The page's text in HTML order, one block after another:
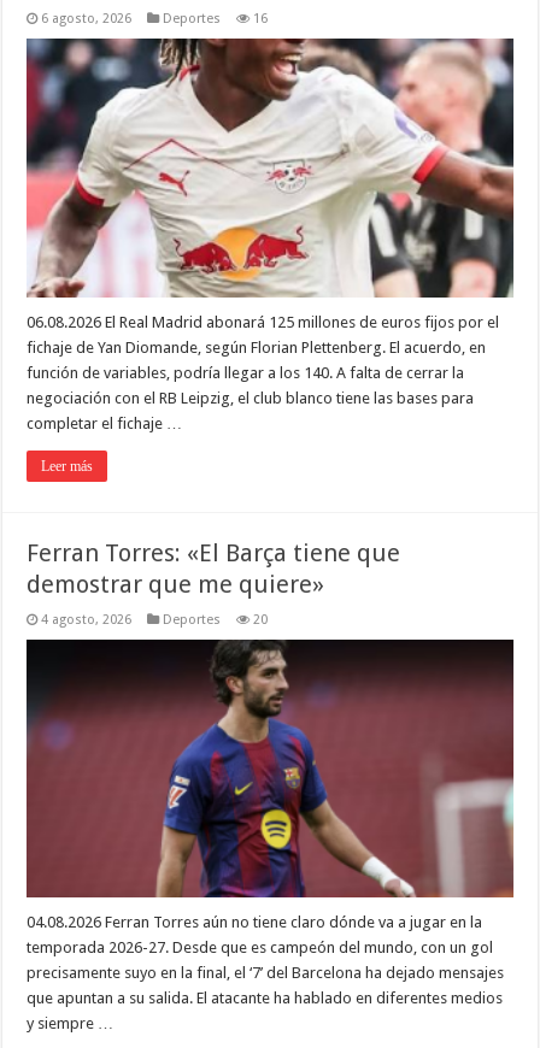
6 agosto, 2026 Deportes 16
06.08.2026 El Real Madrid abonará 125 millones de euros fijos por el
fichaje de Yan Diomande, según Florian Plettenberg. El acuerdo, en
función de variables, podría llegar a los 140. A falta de cerrar la
negociación con el RB Leipzig, el club blanco tiene las bases para
completar el fichaje …
Leer más
Ferran Torres: «El Barça tiene que
demostrar que me quiere»
4 agosto, 2026 Deportes 20
04.08.2026 Ferran Torres aún no tiene claro dónde va a jugar en la
temporada 2026-27. Desde que es campeón del mundo, con un gol
precisamente suyo en la final, el ‘7’ del Barcelona ha dejado mensajes
que apuntan a su salida. El atacante ha hablado en diferentes medios
y siempre …